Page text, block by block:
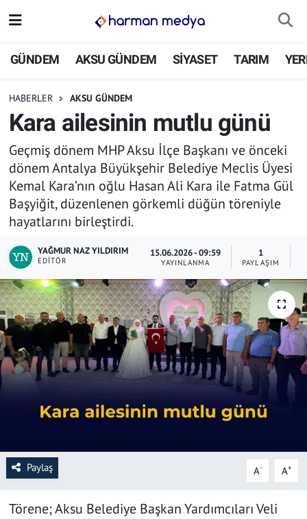
GÜNDEM AKSU GÜNDEM SİYASET TARIM
HABERLER AKSU GÜNDEM
Kara ailesinin mutlu günü
Geçmiş dönem MHP Aksu İlçe Başkanı ve önceki
dönem Antalya Büyükşehir Belediye Meclis Üyesi
Kemal Kara’nın oğlu Hasan Ali Kara ile Fatma Gül
Başyiğit, düzenlenen görkemli düğün töreniyle
hayatlarını birleştirdi.
YAĞMUR NAZ YILDIRIM
EDITÖR
15.06.2026 - 09:59
YAYINLANMA
1
PAYLAŞIM
Paylaş A- A+
Törene; Aksu Belediye Başkan Yardımcıları Veli
GÜNDEM
SİYASET
TARIM
YEREL YÖNETİMLER
EKONOMİ
ASAYİŞ
SPOR
SAĞLIK
YAŞAM
KÜLTÜR SANAT
İstanbul Nöbetçi Eczaneler
İstanbul Trafik Yoğunluk Haritası
Süper Lig Puan Durumu ve Fikstür
Tüm Manşetler
Son Dakika Haberleri
Haber Arşivi